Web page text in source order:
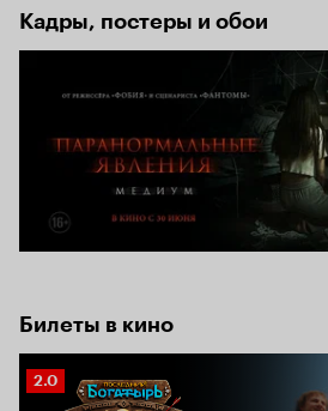
Кадры, постеры и обои
Билеты в кино
Рейтинг
Кинопоиска
2.0